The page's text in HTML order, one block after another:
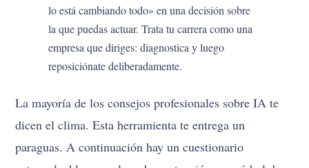
lo está cambiando todo» en una decisión sobre
la que puedas actuar. Trata tu carrera como una
empresa que diriges: diagnostica y luego
reposiciónate deliberadamente.
La mayoría de los consejos profesionales sobre IA te
dicen el clima. Esta herramienta te entrega un
paraguas. A continuación hay un cuestionario